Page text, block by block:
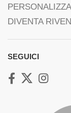
DIVENTA
SEGUICI